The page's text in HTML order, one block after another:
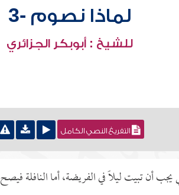
لماذا نصوم -3
للشيخ : أبوبكر الجزائري
التفريغ النصي الكامل
يجب أن تبيت ليلاً في الفريضة، أما النافلة